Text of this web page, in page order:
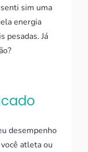
sim uma
energia
pesadas. Já
desempenho
atleta ou